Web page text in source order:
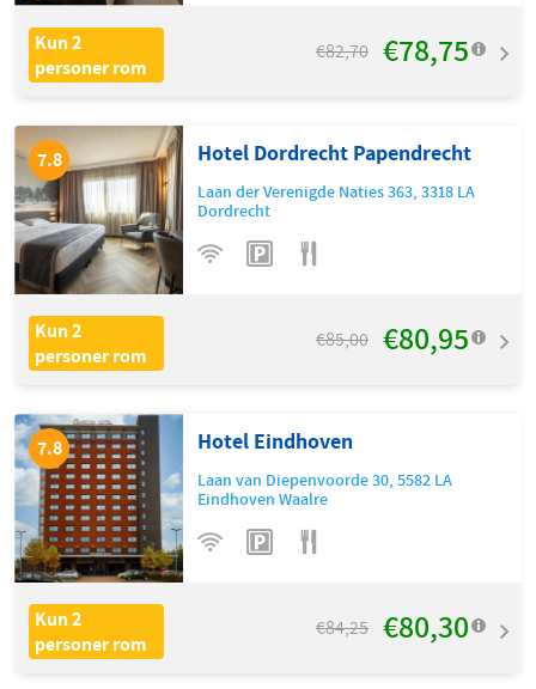
7.8 Hotel Eindhoven
Laan van Diepenvoorde 30,5582 LA
Eindhoven Waalre
Kun 2
personer rom
€84,25 €80,30
7.8 Hotel Dordrecht Papendrecht
Laan der Verenigde Naties 363,3318 LA
Dordrecht
Kun 2
personer rom
€85,00 €80,95
Kun 2
personer rom
€82,70 €78,75